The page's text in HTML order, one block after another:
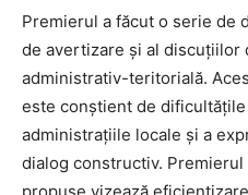
Premierul a făcut o serie de
de avertizare și al discuțiilor
administrativ-teritorială.
este conștient de
administrațiile locale și a
dialog constructiv.